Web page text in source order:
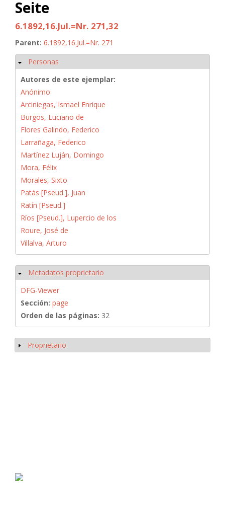
Seite
6.1892,16.Jul.=Nr. 271,32
Parent: 6.1892,16.Jul.=Nr. 271
Ocultar
Personas
Autores de este ejemplar:
Anónimo
Arciniegas, Ismael Enrique
Burgos, Luciano de
Flores Galindo, Federico
Larrañaga, Federico
Martínez Luján, Domingo
Mora, Félix
Morales, Sixto
Patás [Pseud.], Juan
Ratín [Pseud.]
Ríos [Pseud.], Lupercio de los
Roure, José de
Villalva, Arturo
Ocultar
Metadatos proprietario
DFG-Viewer
Sección: page
Orden de las páginas: 32
Mostrar
Proprietario